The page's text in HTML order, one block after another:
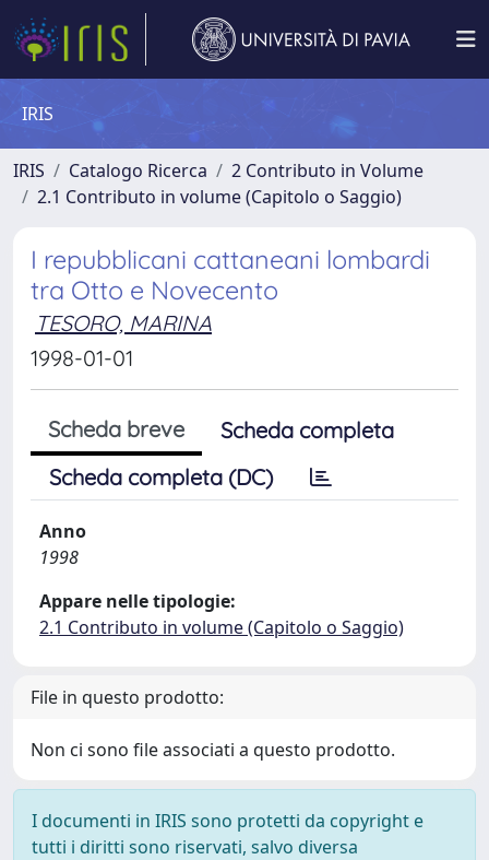
IRIS
IRIS Catalogo Ricerca
2 Contributo in Volume
2.1 Contributo in volume (Capitolo o Saggio)
I repubblicani cattaneani lombardi
tra Otto e Novecento
TESORO, MARINA
1998-01-01
Scheda breve
Scheda completa
Scheda completa (DC)
Anno
1998
Appare nelle tipologie:
2.1 Contributo in volume (Capitolo o Saggio)
File in questo prodotto:
Non ci sono file associati a questo prodotto.
I documenti in IRIS sono protetti da copyright e
tutti i diritti sono riservati, salvo diversa